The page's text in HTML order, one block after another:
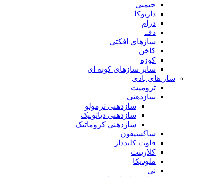
جیمبی
داربوکا
درام
دف
سازهای افکتی
کاخن
کوزه
سایر سازهای کوبه ای
ساز های بادی
ترومپت
سازدهنی
سازدهنی ترمولو
سازدهنی دیاتونیک
سازدهنی کروماتیک
ساکسیفون
فلوت کلیددار
کلارینت
ملودیکا
نی